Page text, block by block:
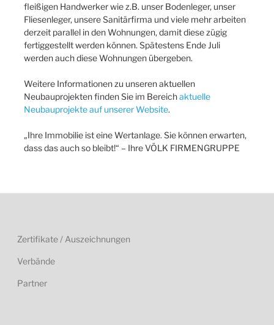
fleißigen Handwerker wie z.B. unser Bodenleger, unser
Fliesenleger, unsere Sanitärfirma und viele mehr arbeiten
derzeit parallel in den Wohnungen, damit diese zügig
fertiggestellt werden können. Spätestens Ende Juli
werden auch diese Wohnungen übergeben.
Weitere Informationen zu unseren aktuellen
Neubauprojekten finden Sie im Bereichaktuelle
Neubauprojekte auf unserer Website.
„Ihre Immobilie ist eine Wertanlage. Sie können erwarten,
dass das auch so bleibt!“ – Ihre VÖLK FIRMENGRUPPE
Zertifikate / Auszeichnungen
Verbände
Partner